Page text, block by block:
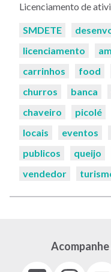
Licenciamento de
Palavras-
SMDETE
licenciamento
carrinhos
food
churros
banca
chaveiro
picolé
locais
eventos
publicos
queijo
vendedor
FacebookInstagram